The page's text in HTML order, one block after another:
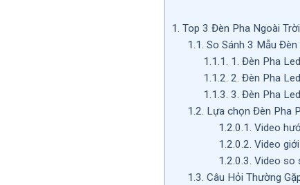
1. Top 3 Đèn Pha Ngoài
1.1. So Sánh 3 Mẫu
1.1.1. 1. Đèn Pha
1.1.2. 2. Đèn Pha
1.1.3. 3. Đèn Pha
1.2. Lựa chọn Đèn Pha
1.2.0.1. Video
1.2.0.2. Video
1.2.0.3. Video so
1.3. Câu Hỏi Thường